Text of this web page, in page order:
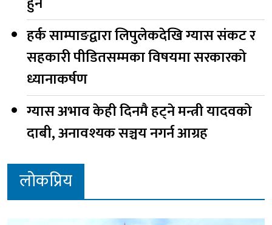
हर्क साम्पाङद्वारा लिपुलेकदेखि ग्यास संकट र
सहकारी पीडितसम्मका विषयमा सरकारको
ध्यानाकर्षण
ग्यास अभाव केही दिनमै हट्ने मन्त्री यादवको
दाबी, अनावश्यक सञ्चय नगर्न आग्रह
लोकप्रिय